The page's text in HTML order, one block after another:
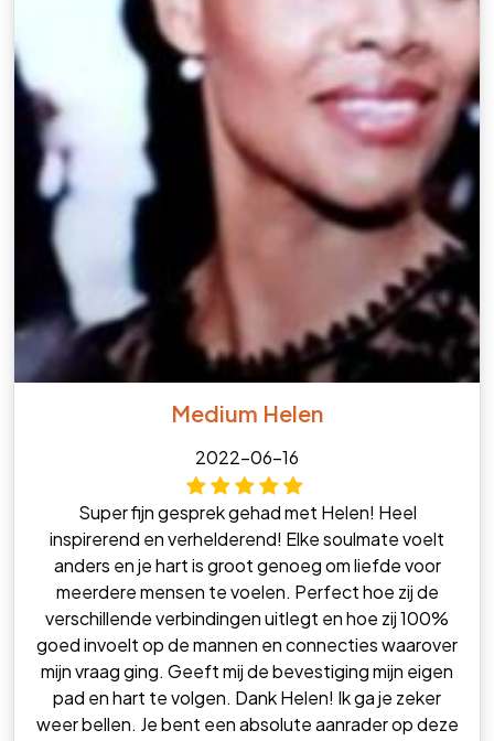
Medium Helen
2022-06-16
Super fijn gesprek gehad met Helen! Heel
inspirerend en verhelderend! Elke soulmate voelt
anders en je hart is groot genoeg om liefde voor
meerdere mensen te voelen. Perfect hoe zij de
verschillende verbindingen uitlegt en hoe zij 100%
goed invoelt op de mannen en connecties waarover
mijn vraag ging. Geeft mij de bevestiging mijn eigen
pad en hart te volgen. Dank Helen! Ik ga je zeker
weer bellen. Je bent een absolute aanrader op deze